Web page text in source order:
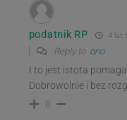
podatnik RP 4 lat
Reply to ono
I to jest istota
Dobrowolnie i bez
0